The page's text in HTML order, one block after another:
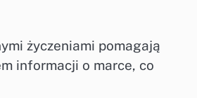
życzeniami pomagają
informacji o marce, co